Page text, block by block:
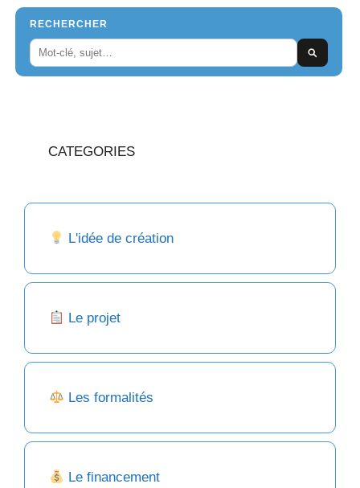
RECHERCHER
CATEGORIES
L'idée de création
Le projet
Les formalités
Le financement